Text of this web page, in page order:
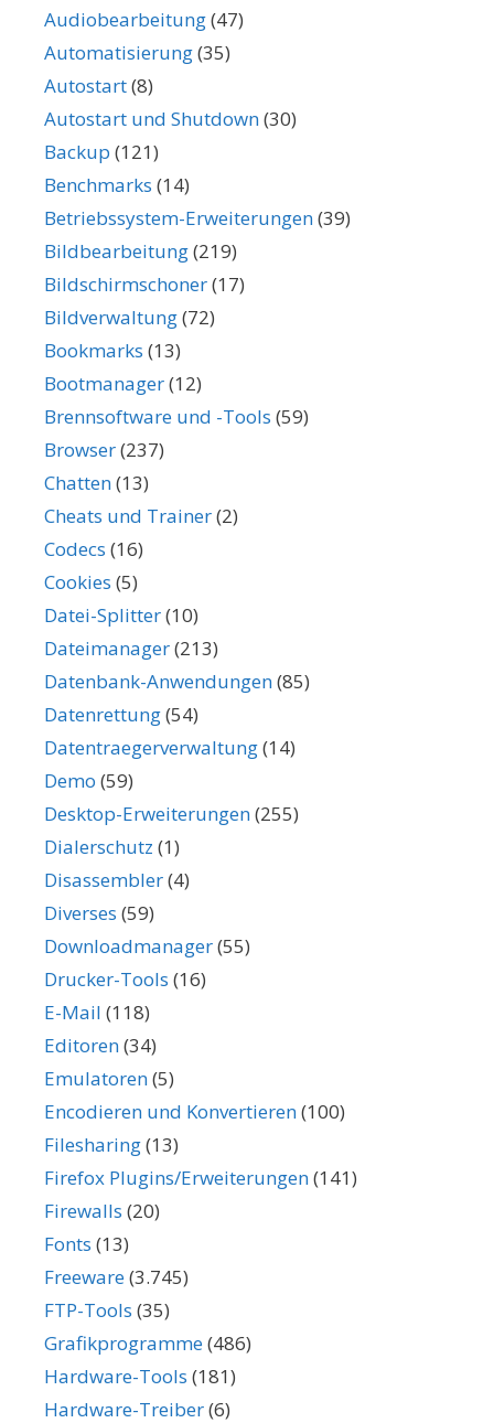
Audiobearbeitung(47)
Automatisierung(35)
Autostart(8)
Autostart und Shutdown(30)
Backup (121)
Benchmarks (14)
Betriebssystem-Erweiterungen(39)
Bildbearbeitung(219)
Bildschirmschoner(17)
Bildverwaltung(72)
Bookmarks (13)
Bootmanager(12)
Brennsoftware und -Tools (59)
Browser(237)
Chatten(13)
Cheats und Trainer(2)
Codecs (16)
Cookies (5)
Datei-Splitter(10)
Dateimanager(213)
Datenbank-Anwendungen(85)
Datenrettung(54)
Datentraegerverwaltung(14)
Demo (59)
Desktop-Erweiterungen(255)
Dialerschutz (1)
Disassembler(4)
Diverses (59)
Downloadmanager(55)
Drucker-Tools (16)
E-Mail (118)
Editoren(34)
Emulatoren(5)
Encodieren und Konvertieren(100)
Filesharing(13)
Firefox Plugins/Erweiterungen(141)
Firewalls (20)
Fonts (13)
Freeware(3.745)
FTP-Tools (35)
Grafikprogramme(486)
Hardware-Tools (181)
Hardware-Treiber(6)